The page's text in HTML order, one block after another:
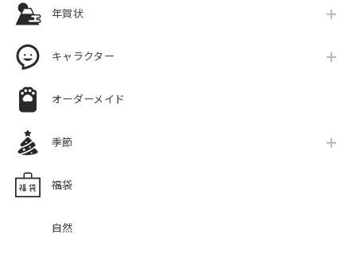
年賀状
キャラクター
オーダーメイド
季節
福袋
自然